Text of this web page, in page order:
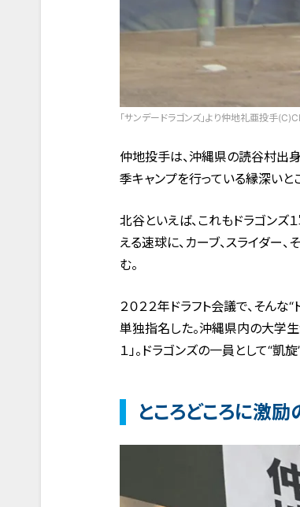
「サンデードラゴンズ」より仲地礼亜投手
仲地投手は、沖縄県の読谷村出身
季キャンプを行っている縁深いと
北谷といえば、これもドラゴンズ
える速球に、カーブ、スライダー
む。
２０２２年ドラフト会議で、そん
単独指名した。沖縄県内の大学生
１」。ドラゴンズの一員として“凱
ところどころに激励